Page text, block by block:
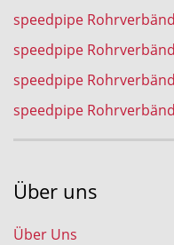
speedpipe
speedpipe
speedpipe
speedpipe
Über uns
Über Uns